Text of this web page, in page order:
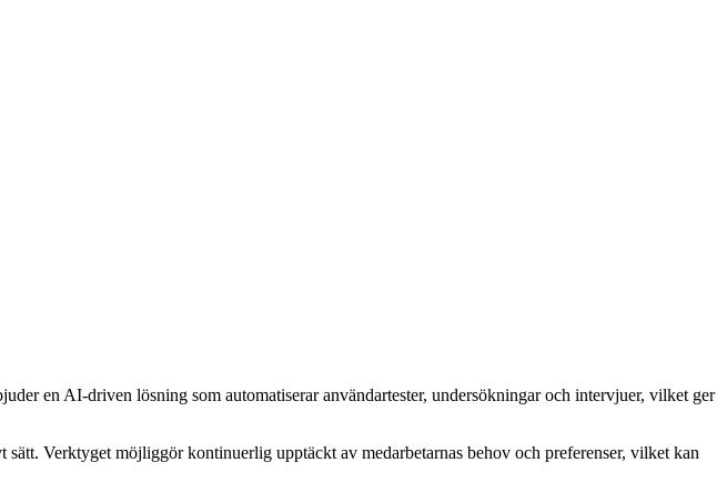
en AI-driven lösning som automatiserar användartester, undersökningar och intervjuer, vilket ger
Verktyget möjliggör kontinuerlig upptäckt av medarbetarnas behov och preferenser, vilket kan